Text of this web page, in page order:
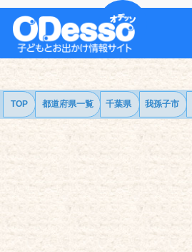
TOP 都道府県一覧 千葉県 我孫子市